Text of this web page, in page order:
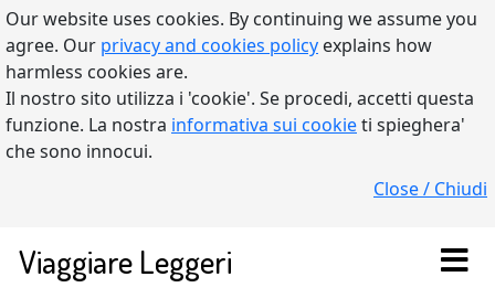
Our website uses cookies. By continuing we assume you
agree. Our privacy and cookies policy explains how
harmless cookies are.
Il nostro sito utilizza i 'cookie'. Se procedi, accetti questa
funzione. La nostra informativa sui cookieti spieghera'
che sono innocui.
Close / Chiudi
Viaggiare Leggeri